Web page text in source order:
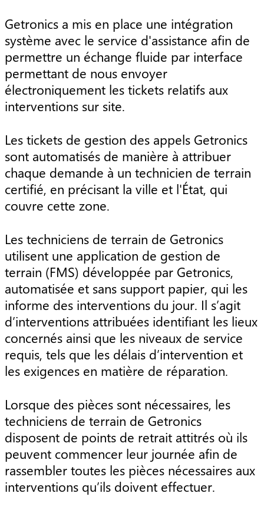
Getronics a mis en place une intégration
système avec le service d'assistance afin de
permettre un échange fluide par interface
permettant de nous envoyer
électroniquement les tickets relatifs aux
interventions sur site.
Les tickets de gestion des appels Getronics
sont automatisés de manière à attribuer
chaque demande à un technicien de terrain
certifié, en précisant la ville et l'État, qui
couvre cette zone.
Les techniciens de terrain de Getronics
utilisent une application de gestion de
terrain (FMS) développée par Getronics,
automatisée et sans support papier, qui les
informe des interventions du jour. Il s’agit
d’interventions attribuées identifiant les lieux
concernés ainsi que les niveaux de service
requis, tels que les délais d’intervention et
les exigences en matière de réparation.
Lorsque des pièces sont nécessaires, les
techniciens de terrain de Getronics
disposent de points de retrait attitrés où ils
peuvent commencer leur journée afin de
rassembler toutes les pièces nécessaires aux
interventions qu’ils doivent effectuer.